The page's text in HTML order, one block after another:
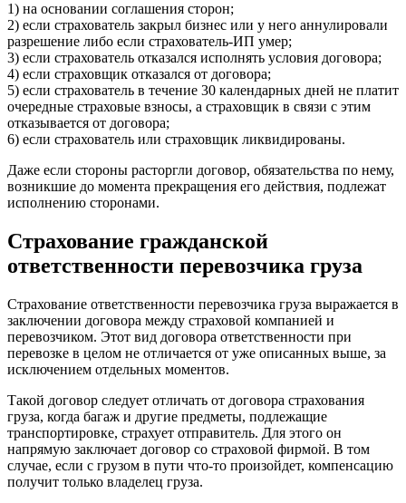
1) на основании соглашения сторон;
2) если страхователь закрыл бизнес или у него аннулировали
разрешение либо если страхователь-ИП умер;
3) если страхователь отказался исполнять условия договора;
4) если страховщик отказался от договора;
5) если страхователь в течение 30 календарных дней не платит
очередные страховые взносы, а страховщик в связи с этим
отказывается от договора;
6) если страхователь или страховщик ликвидированы.
Даже если стороны расторгли договор, обязательства по нему,
возникшие до момента прекращения его действия, подлежат
исполнению сторонами.
Страхование гражданской
ответственности перевозчика груза
Страхование ответственности перевозчика груза выражается в
заключении договора между страховой компанией и
перевозчиком. Этот вид договора ответственности при
перевозке в целом не отличается от уже описанных выше, за
исключением отдельных моментов.
Такой договор следует отличать от договора страхования
груза, когда багаж и другие предметы, подлежащие
транспортировке, страхует отправитель. Для этого он
напрямую заключает договор со страховой фирмой. В том
случае, если с грузом в пути что-то произойдет, компенсацию
получит только владелец груза.